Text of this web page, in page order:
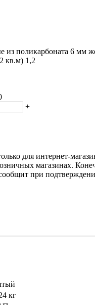
из поликарбоната 6 мм
кв.м) 1,2
+
для интернет-
магазинах.
при
кг